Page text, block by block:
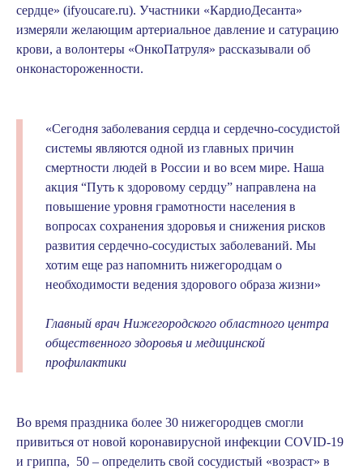
сердце» (ifyoucare.ru). Участники «КардиоДесанта»
измеряли желающим артериальное давление и сатурацию
крови, а волонтеры «ОнкоПатруля» рассказывали об
онконастороженности.
«Сегодня заболевания сердца и сердечно-сосудистой
системы являются одной из главных причин
смертности людей в России и во всем мире. Наша
акция “Путь к здоровому сердцу” направлена на
повышение уровня грамотности населения в
вопросах сохранения здоровья и снижения рисков
развития сердечно-сосудистых заболеваний. Мы
хотим еще раз напомнить нижегородцам о
необходимости ведения здорового образа жизни»
Главный врач Нижегородского областного центра
общественного здоровья и медицинской
профилактики
Во время праздника более 30 нижегородцев смогли
привиться от новой коронавирусной инфекции COVID-19
и гриппа, 50 – определить свой сосудистый «возраст» в